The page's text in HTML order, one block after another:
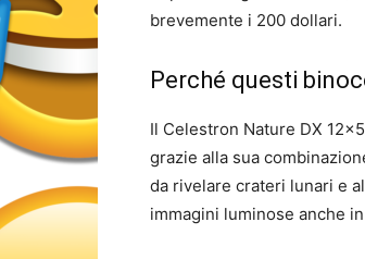
brevemente i 200 dollari.
Perché questi
Il Celestron Nature DX
grazie alla sua
da rivelare crateri lunari e
immagini luminose anche